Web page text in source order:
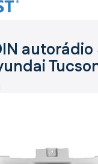
autorádio